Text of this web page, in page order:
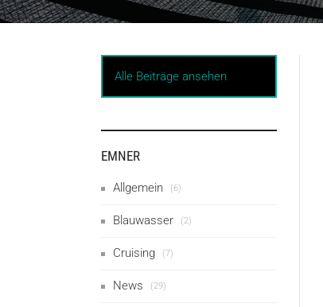
Alle Beiträge ansehen
EMNER
Allgemein (6)
Blauwasser (2)
Cruising (7)
News (29)